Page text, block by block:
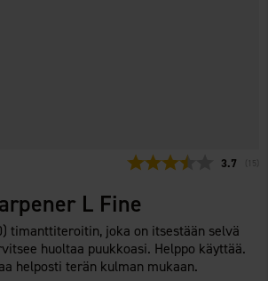
3.7 15
L Fine
timanttiteroitin, joka on itsestään selvä
huoltaa puukkoasi. Helppo käyttää.
helposti terän kulman mukaan.